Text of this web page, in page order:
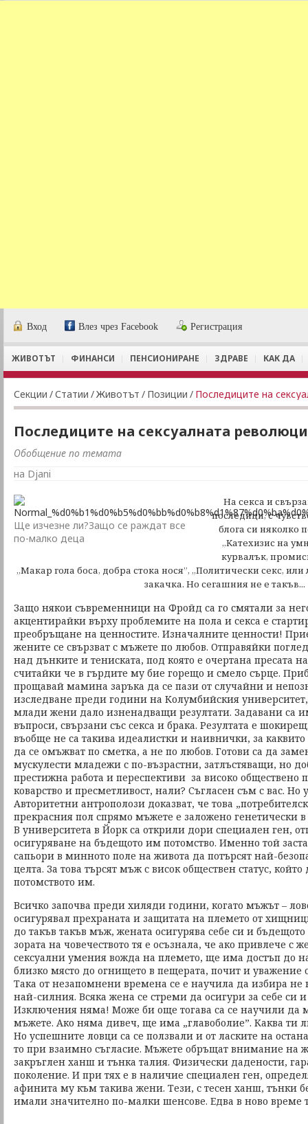
Вход Влез чрез Facebook Регистрация
ЖИВОТЪТ ФИНАНСИ ПЕНСИОНИРАНЕ ЗДРАВЕ КАК ДА
Секции /Статии /Животът / Позиции / Последиците на
Последиците на сексуалната
Обобщение по темата
на Djani
Ще изчезне ли?Защо се раждат все
по-малко деца
На секса и
последици, с
блога си няколко
„Катехизис на
курвалък,
„Макар гола боса, добра стока нося”, „Политически секс,
закачка. Но сегашния не е такъв...
Защо някои съвременници на Фройд са го смятали за
акцентирайки върху проблемите на пола и секса е
преобръщане на ценностите. Изначалните ценности!
жените се свързват с мъжете по любов. Отправяйки
над дънките и тениската, под която е очертана пресата
считайки че в гърдите му бие горещо и смело сърце.
прощавай мамина заръка да се пази от случайни и
изследване преди години на Колумбийския
млади жени дало изненадващи резултати. Задавани са
въпроси, свързани със секса и брака. Резултата е
въобще не са такива идеалистки и наивнички, за каквито
да се омъжват по сметка, а не по любов. Готови са да
мускулести младежи с по-възрастни, затлъстяващи, но
престижна работа и переспективи за високо обществено
коварство и пресметливост, нали? Съгласен съм с вас. Но
Авторитетни антрополози доказват, че това
прекрасния пол спрямо мъжете е заложено генетически
В университета в Йорк са открили дори специален ген,
осигуряване на бъдещото им потомство. Именно той
сапьори в минното поле на живота да потърсят най-
целта. За това търсят мъж с висок обществен статус,
потомството им.
Всичко започва преди хиляди години, когато мъжът –
осигурявал прехраната и защитата на племето от
до такъв такъв мъж, жената осигурява себе си и
зората на човечеството тя е осъзнала, че ако привлече с
сексуални умения вожда на племето, ще има достъп до
близко място до огнището в пещерата, почит и уважение
Така от незапомнени времена се е научила да избира
най-силния. Всяка жена се стреми да осигури за себе си
Изключения няма! Може би още тогава са се научили да
мъжете. Ако няма дивеч, ще има „главоболие”. Каква ти
Но успешните ловци са се ползвали и от ласките на
то при взаимно съгласие. Мъжете обръщат внимание на
закръглен ханш и тънка талия. Физически дадености,
поколение. И при тях е в наличие специален ген,
афинита му към такива жени. Тези, с тесен ханш, тънки
имали значително по-малки шенсове. Едва в ново време